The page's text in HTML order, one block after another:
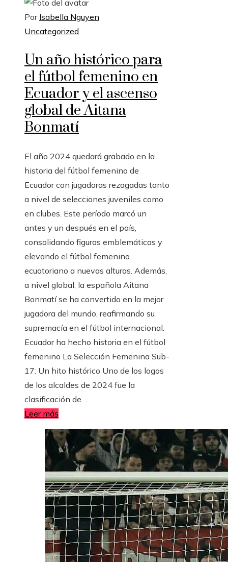
Por Isabella Nguyen
Uncategorized
Un año histórico para
el fútbol femenino en
Ecuador y el ascenso
global de Aitana
Bonmatí
El año 2024 quedará grabado en la
historia del fútbol femenino de
Ecuador con jugadoras rezagadas tanto
a nivel de selecciones juveniles como
en clubes. Este período marcó un
antes y un después en el país,
consolidando figuras emblemáticas y
elevando el fútbol femenino
ecuatoriano a nuevas alturas. Además,
a nivel global, la española Aitana
Bonmatí se ha convertido en la mejor
jugadora del mundo, reafirmando su
supremacía en el fútbol internacional.
Ecuador ha hecho historia en el fútbol
femenino La Selección Femenina Sub-
17: Un hito histórico Uno de los logos
de los alcaldes de 2024 fue la
clasificación de…
Leer más